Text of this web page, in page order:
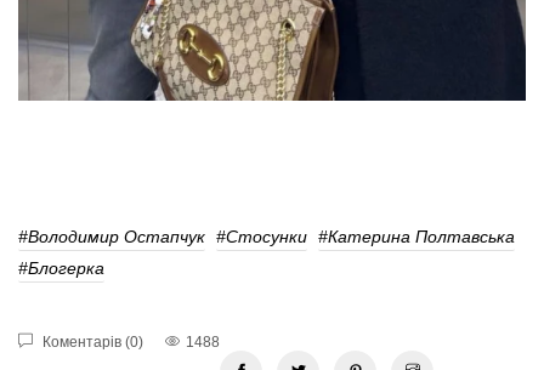
#Володимир Остапчук #Стосунки #Катерина Полтавська
#Блогерка
Коментарів (0) 1488